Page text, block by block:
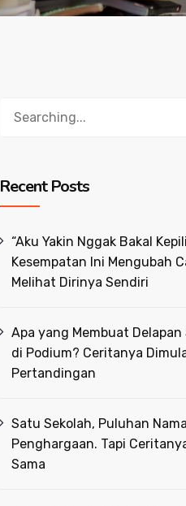
Recent Posts
“Aku Yakin Nggak Bakal
Kesempatan Ini Mengubah
Melihat Dirinya Sendiri
Apa yang Membuat
di Podium? Ceritanya
Pertandingan
Satu Sekolah, Puluhan
Penghargaan. Tapi
Sama